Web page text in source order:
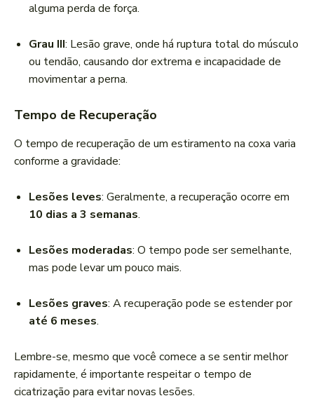
alguma perda de força.
Grau III: Lesão grave, onde há ruptura total do músculo
ou tendão, causando dor extrema e incapacidade de
movimentar a perna.
Tempo de Recuperação
O tempo de recuperação de um estiramento na coxa varia
conforme a gravidade:
Lesões leves: Geralmente, a recuperação ocorre em
10 dias a 3 semanas.
Lesões moderadas: O tempo pode ser semelhante,
mas pode levar um pouco mais.
Lesões graves: A recuperação pode se estender por
até 6 meses.
Lembre-se, mesmo que você comece a se sentir melhor
rapidamente, é importante respeitar o tempo de
cicatrização para evitar novas lesões.